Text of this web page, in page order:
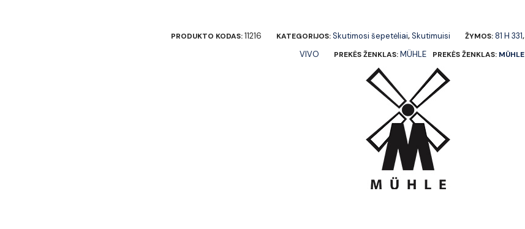
PRODUKTO KODAS:11216 KATEGORIJOS:Skutimosi šepetėliai,Skutimuisi ŽYMOS:81 H 331,
VIVO PREKĖS ŽENKLAS:MÜHLE PREKĖS ŽENKLAS: MÜHLE